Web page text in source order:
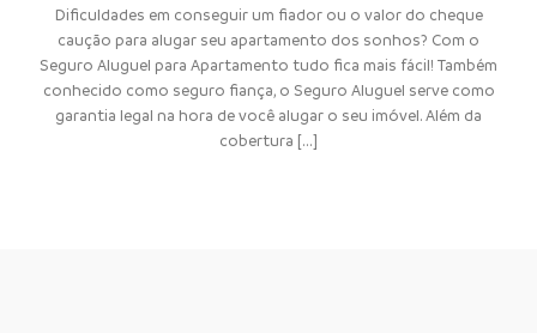
Dificuldades em conseguir um fiador ou o valor do cheque
caução para alugar seu apartamento dos sonhos? Com o
Seguro Aluguel para Apartamento tudo fica mais fácil! Também
conhecido como seguro fiança, o Seguro Aluguel serve como
garantia legal na hora de você alugar o seu imóvel. Além da
cobertura [...]